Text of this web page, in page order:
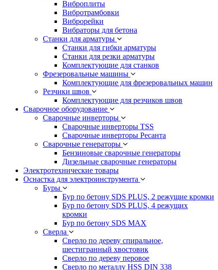
Виброплиты
Вибротрамбовки
Виброрейки
Вибраторы для бетона
Станки для арматуры
Станки для гибки арматуры
Станки для резки арматуры
Комплектующие для станков
Фрезеровальные машины
Комплектующие для фрезеровальных машин
Резчики швов
Комплектующие для резчиков швов
Сварочное оборудование
Сварочные инверторы
Сварочные инверторы TSS
Сварочные инверторы Ресанта
Сварочные генераторы
Бензиновые сварочные генераторы
Дизельные сварочные генераторы
Электротехнические товары
Оснастка для электроинструмента
Буры
Бур по бетону SDS PLUS, 2 режущие кромки
Бур по бетону SDS PLUS, 4 режущих
кромки
Бур по бетону SDS MAX
Сверла
Сверло по дереву спиральное,
шестигранный хвостовик
Сверло по дереву перовое
Сверло по металлу HSS DIN 338